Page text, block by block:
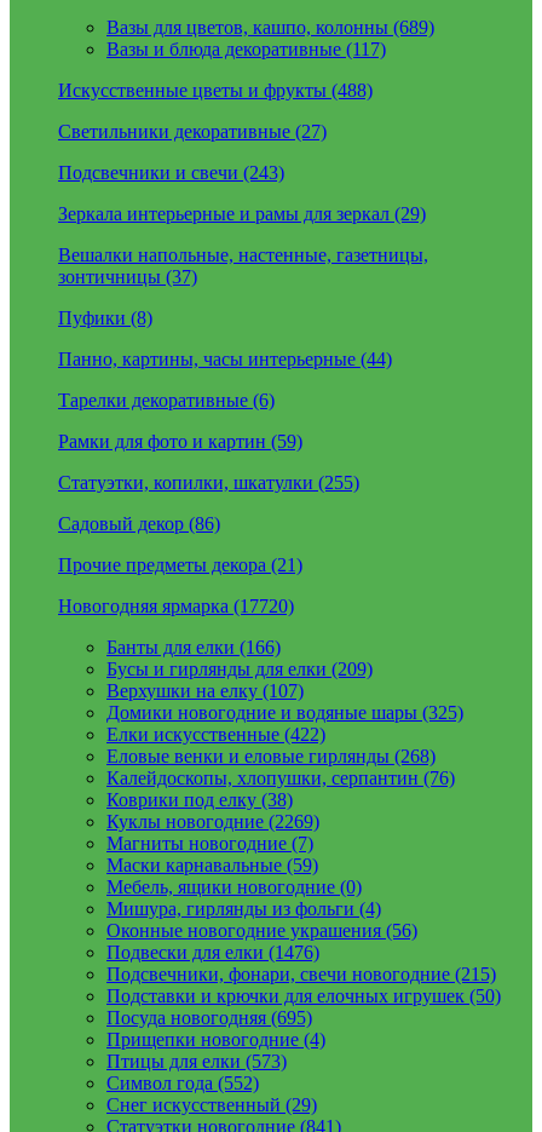
Вазы для цветов, кашпо, колонны (689)
Вазы и блюда декоративные (117)
Искусственные цветы и фрукты (488)
Светильники декоративные (27)
Подсвечники и свечи (243)
Зеркала интерьерные и рамы для зеркал (29)
Вешалки напольные, настенные, газетницы,
зонтичницы (37)
Пуфики (8)
Панно, картины, часы интерьерные (44)
Тарелки декоративные (6)
Рамки для фото и картин (59)
Статуэтки, копилки, шкатулки (255)
Садовый декор (86)
Прочие предметы декора (21)
Новогодняя ярмарка (17720)
Банты для елки (166)
Бусы и гирлянды для елки (209)
Верхушки на елку (107)
Домики новогодние и водяные шары (325)
Елки искусственные (422)
Еловые венки и еловые гирлянды (268)
Калейдоскопы, хлопушки, серпантин (76)
Коврики под елку (38)
Куклы новогодние (2269)
Магниты новогодние (7)
Маски карнавальные (59)
Мебель, ящики новогодние (0)
Мишура, гирлянды из фольги (4)
Оконные новогодние украшения (56)
Подвески для елки (1476)
Подсвечники, фонари, свечи новогодние (215)
Подставки и крючки для елочных игрушек (50)
Посуда новогодняя (695)
Прищепки новогодние (4)
Птицы для елки (573)
Символ года (552)
Снег искусственный (29)
Статуэтки новогодние (841)